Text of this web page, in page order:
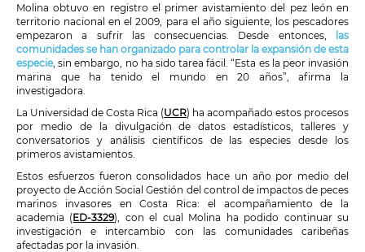
Molina obtuvo en registro el primer avistamiento del pez león en
territorio nacional en el 2009, para el año siguiente, los pescadores
empezaron a sufrir las consecuencias. Desde entonces,
las
comunidades se han organizado para controlar la expansión de esta
especie, sin embargo, no ha sido tarea fácil. “Esta es la peor invasión
marina que ha tenido el mundo en 20 años”, afirma la
investigadora.
La Universidad de Costa Rica (UCR) ha acompañado estos procesos
por medio de la divulgación de datos estadísticos, talleres y
conversatorios y análisis científicos de las especies desde los
primeros avistamientos.
Estos esfuerzos fueron consolidados hace un año por medio del
proyecto de Acción Social Gestión del control de impactos de peces
marinos invasores en Costa Rica: el acompañamiento de la
academia (ED-3329), con el cual Molina ha podido continuar su
investigación e intercambio con las comunidades caribeñas
afectadas por la invasión.